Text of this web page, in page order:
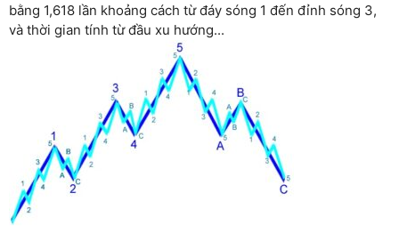
bằng 1,618 lần khoảng cách từ đáy sóng 1 đến đỉnh sóng 3,
và thời gian tính từ đầu xu hướng...